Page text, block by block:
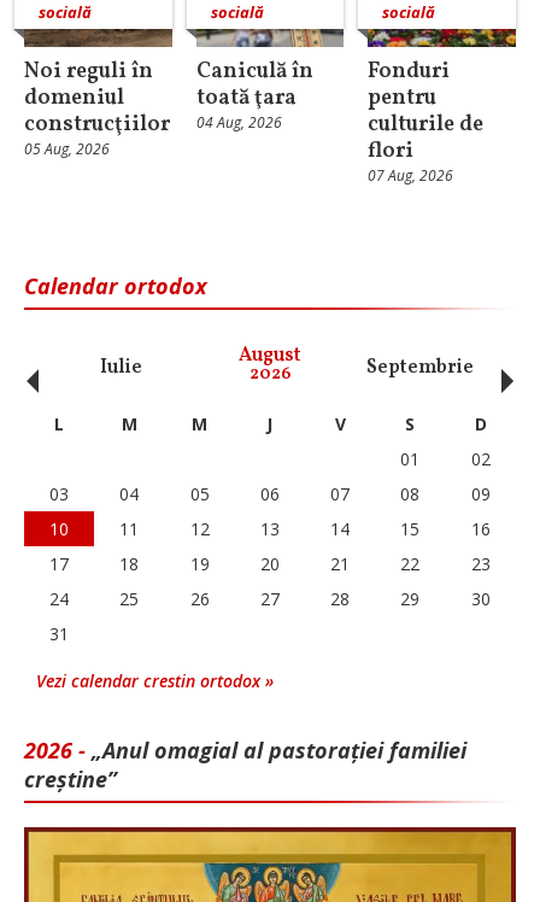
socială
Noi reguli în
domeniul
construcţiilor
05 Aug, 2026
socială
Caniculă în
toată ţara
04 Aug, 2026
socială
Fonduri
pentru
culturile de
flori
07 Aug, 2026
Calendar ortodox
Iulie August
2026 Septembrie
‹ L M M J V S
D
01
02
03
04 05 06 07 08
09
10
11 12 13 14 15
16
17
18 19 20 21 22
23
24
25 26 27 28 29
30
31
Vezi calendar crestin ortodox »
2026 - „Anul omagial al pastorației familiei
creștine”